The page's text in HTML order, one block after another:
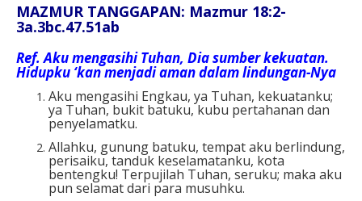
MAZMUR TANGGAPAN: Mazmur 18:2-
3a.3bc.47.51ab
Ref. Aku mengasihi Tuhan, Dia sumber kekuatan.
Hidupku ‘kan menjadi aman dalam lindungan-Nya
Aku mengasihi Engkau, ya Tuhan, kekuatanku;
ya Tuhan, bukit batuku, kubu pertahanan dan
penyelamatku.
Allahku, gunung batuku, tempat aku berlindung,
perisaiku, tanduk keselamatanku, kota
bentengku! Terpujilah Tuhan, seruku; maka aku
pun selamat dari para musuhku.